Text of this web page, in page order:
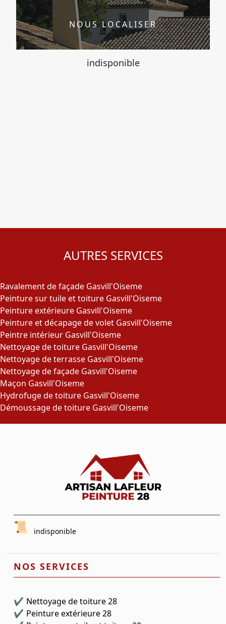
NOUS LOCALISER
indisponible
AUTRES SERVICES
Ravalement de façade Gasvill'Oiseme
Peinture sur tuile et toiture Gasvill'Oiseme
Peinture extérieure Gasvill'Oiseme
Peinture et décapage de volet Gasvill'Oiseme
Peintre intérieur Gasvill'Oiseme
Nettoyage de toiture Gasvill'Oiseme
Nettoyage de terrasse Gasvill'Oiseme
Nettoyage de façade Gasvill'Oiseme
Maçon Gasvill'Oiseme
Hydrofuge de toiture Gasvill'Oiseme
Démoussage de toiture Gasvill'Oiseme
indisponible
NOS SERVICES
Nettoyage de toiture 28
Peinture extérieure 28